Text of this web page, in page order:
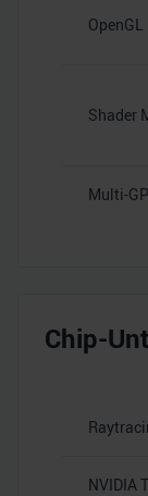
OpenGL
Shader
Multi-
Chip-
NVIDIA